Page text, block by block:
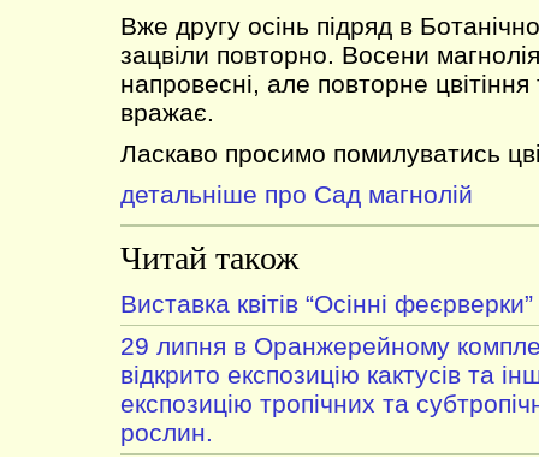
Вже другу осінь підряд в
зацвіли повторно. Восени
напровесні, але повторне
вражає.
Ласкаво просимо помилуватись
детальніше про Сад магнолій
Читай також
Виставка квітів “Осінні феєрверки”
29 липня в Оранжерейному
відкрито експозицію кактусів та
експозицію тропічних та
рослин.